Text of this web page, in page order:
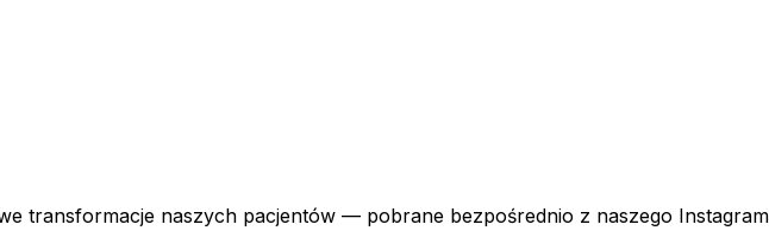
transformacje naszych pacjentów — pobrane bezpośrednio z naszego